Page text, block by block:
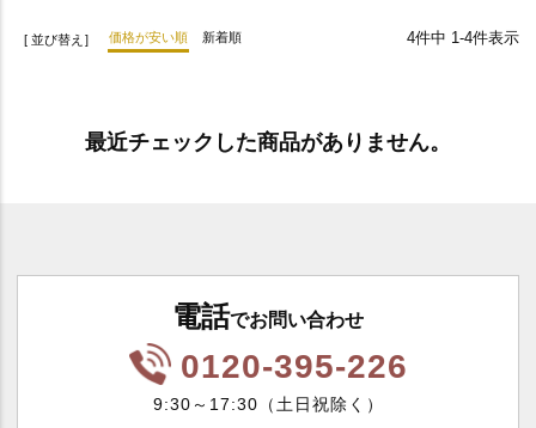
並び替え 価格が安い順 新着順 4件中 1-4件表示
最近チェックした商品がありません。
電話でお問い合わせ
0120-395-226
9:30～17:30（土日祝除く）